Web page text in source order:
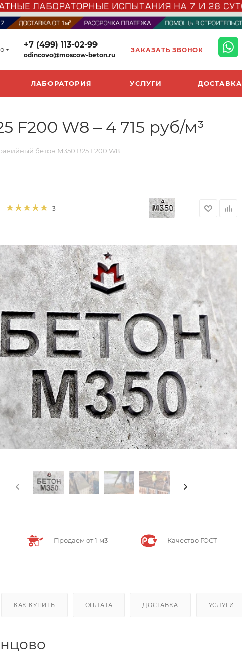
+7 (499) 113-02-99
odincovo@moscow-beton.ru
ЗАКАЗАТЬ ЗВОНОК
ЛАБОРАТОРИЯ УСЛУГИ ДОСТАВКА
F200 W8 – 4 715 руб/м³
бетон М350 B25 F200 W8
3
Продаем от 1 м3 Качество ГОСТ
КАК КУПИТЬ ОПЛАТА ДОСТАВКА УСЛУГИ